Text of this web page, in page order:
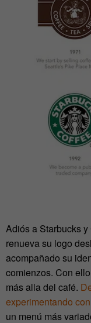
Adiós a Starbucks
renueva su logo
acompañado su
comienzos. Con ello
más alla del café.
experimentando
un menú más